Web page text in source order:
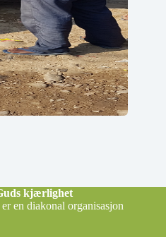
kjærlighet
en diakonal organisasjon